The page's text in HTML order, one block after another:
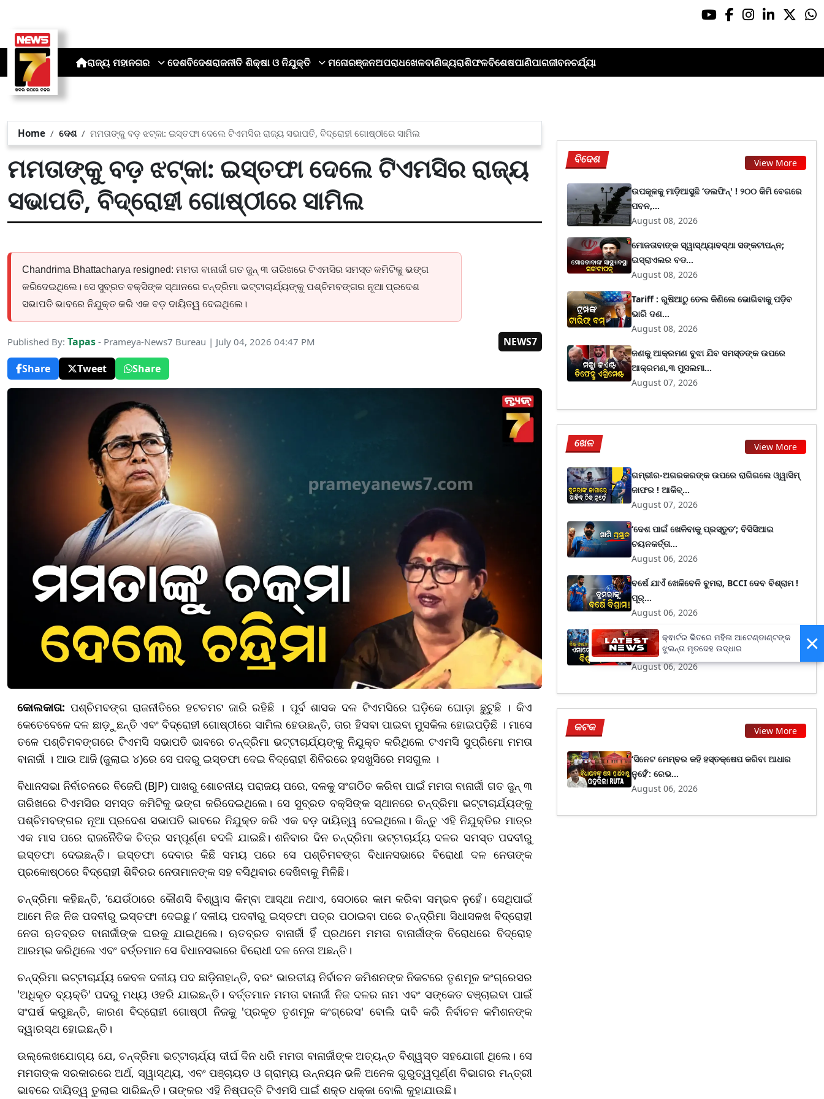
ରାଜ୍ୟ ମହାନଗର ଦେଶବିଦେଶରାଜନୀତି ଶିକ୍ଷା ଓ ନିଯୁକ୍ତି ମନୋରଞ୍ଜନଅପରାଧଖେଳବାଣିଜ୍ୟରାଶିଫଳବିଶେଷପାଣିପାଗଜୀବନଚର୍ଯ୍ୟା
Home ଦେଶ ମମତାଙ୍କୁ ବଡ଼ ଝଟ୍‌କା: ଇସ୍ତଫା ଦେଲେ ଟିଏମସିର ରାଜ୍ୟ ସଭାପତି, ବିଦ୍ରୋହୀ ଗୋଷ୍ଠୀରେ ସାମିଲ
ମମତାଙ୍କୁ ବଡ଼ ଝଟ୍‌କା: ଇସ୍ତଫା ଦେଲେ ଟିଏମସିର ରାଜ୍ୟ
ସଭାପତି, ବିଦ୍ରୋହୀ ଗୋଷ୍ଠୀରେ ସାମିଲ
Chandrima Bhattacharya resigned: ମମତା ବାନାର୍ଜୀ ଗତ ଜୁନ୍ ୩ ତାରିଖରେ ଟିଏମସିର ସମସ୍ତ କମିଟିକୁ ଭଙ୍ଗ
କରିଦେଇଥିଲେ। ସେ ସୁବ୍ରତ ବକ୍ସିଙ୍କ ସ୍ଥାନରେ ଚନ୍ଦ୍ରିମା ଭଟ୍ଟାଚାର୍ଯ୍ୟଙ୍କୁ ପଶ୍ଚିମବଙ୍ଗର ନୂଆ ପ୍ରଦେଶ
ସଭାପତି ଭାବରେ ନିଯୁକ୍ତ କରି ଏକ ବଡ଼ ଦାୟିତ୍ୱ ଦେଇଥିଲେ।
Published By: Tapas - Prameya-News7 Bureau | July 04, 2026 04:47 PM
NEWS7
Share
Tweet Share
କୋଲକାତା: ପଶ୍ଚିମବଙ୍ଗ ରାଜନୀତିରେ ହଟଚମଟ ଜାରି ରହିଛି । ପୂର୍ବ ଶାସକ ଦଳ ଟିଏମସିରେ ଘଡ଼ିକେ ଘୋଡ଼ା ଛୁଟୁଛି । କିଏ
କେତେବେଳେ ଦଳ ଛାଡ଼ୁଛନ୍ତି ଏବଂ ବିଦ୍ରୋହୀ ଗୋଷ୍ଠୀରେ ସାମିଲ ହେଉଛନ୍ତି, ତାର ହିସବା ପାଇବା ମୁସକିଲ ହୋଇପଡ଼ିଛି । ମାସେ
ତଳେ ପଶ୍ଚିମବଙ୍ଗରେ ଟିଏମସି ସଭାପତି ଭାବରେ ଚନ୍ଦ୍ରିମା ଭଟ୍ଟାଚାର୍ଯ୍ୟଙ୍କୁ ନିଯୁକ୍ତ କରିଥିଲେ ଟଏମସି ସୁପ୍ରିମୋ ମମତା
ବାନାର୍ଜୀ । ଆଉ ଆଜି (ଜୁଲାଇ ୪)ରେ ସେ ପଦରୁ ଇସ୍ତଫା ଦେଇ ବିଦ୍ରୋହୀ ଶିବିରରେ ହସଖୁସିରେ ମସଗୁଲ ।
ବିଧାନସଭା ନିର୍ବାଚନରେ ବିଜେପି (BJP) ପାଖରୁ ଶୋଚନୀୟ ପରାଜୟ ପରେ, ଦଳକୁ ସଂଗଠିତ କରିବା ପାଇଁ ମମତା ବାନାର୍ଜୀ ଗତ ଜୁନ୍ ୩
ତାରିଖରେ ଟିଏମସିର ସମସ୍ତ କମିଟିକୁ ଭଙ୍ଗ କରିଦେଇଥିଲେ। ସେ ସୁବ୍ରତ ବକ୍ସିଙ୍କ ସ୍ଥାନରେ ଚନ୍ଦ୍ରିମା ଭଟ୍ଟାଚାର୍ଯ୍ୟଙ୍କୁ
ପଶ୍ଚିମବଙ୍ଗର ନୂଆ ପ୍ରଦେଶ ସଭାପତି ଭାବରେ ନିଯୁକ୍ତ କରି ଏକ ବଡ଼ ଦାୟିତ୍ୱ ଦେଇଥିଲେ। କିନ୍ତୁ ଏହି ନିଯୁକ୍ତିର ମାତ୍ର
ଏକ ମାସ ପରେ ରାଜନୈତିକ ଚିତ୍ର ସମ୍ପୂର୍ଣ୍ଣ ବଦଳି ଯାଇଛି। ଶନିବାର ଦିନ ଚନ୍ଦ୍ରିମା ଭଟ୍ଟାଚାର୍ଯ୍ୟ ଦଳର ସମସ୍ତ ପଦବୀରୁ
ଇସ୍ତଫା ଦେଇଛନ୍ତି। ଇସ୍ତଫା ଦେବାର କିଛି ସମୟ ପରେ ସେ ପଶ୍ଚିମବଙ୍ଗ ବିଧାନସଭାରେ ବିରୋଧୀ ଦଳ ନେତାଙ୍କ
ପ୍ରକୋଷ୍ଠରେ ବିଦ୍ରୋହୀ ଶିବିରର ନେତାମାନଙ୍କ ସହ ବସିଥିବାର ଦେଖିବାକୁ ମିଳିଛି।
ଚନ୍ଦ୍ରିମା କହିଛନ୍ତି, ‘ଯେଉଁଠାରେ କୌଣସି ବିଶ୍ୱାସ କିମ୍ବା ଆସ୍ଥା ନଥାଏ, ସେଠାରେ କାମ କରିବା ସମ୍ଭବ ନୁହେଁ। ସେଥିପାଇଁ
ଆମେ ନିଜ ନିଜ ପଦବୀରୁ ଇସ୍ତଫା ଦେଇଛୁ।’ ଦଳୀୟ ପଦବୀରୁ ଇସ୍ତଫା ପତ୍ର ପଠାଇବା ପରେ ଚନ୍ଦ୍ରିମା ସିଧାସଳଖ ବିଦ୍ରୋହୀ
ନେତା ଋତବ୍ରତ ବାନାର୍ଜୀଙ୍କ ଘରକୁ ଯାଇଥିଲେ। ଋତବ୍ରତ ବାନାର୍ଜୀ ହିଁ ପ୍ରଥମେ ମମତା ବାନାର୍ଜୀଙ୍କ ବିରୋଧରେ ବିଦ୍ରୋହ
ଆରମ୍ଭ କରିଥିଲେ ଏବଂ ବର୍ତ୍ତମାନ ସେ ବିଧାନସଭାରେ ବିରୋଧୀ ଦଳ ନେତା ଅଛନ୍ତି।
ଚନ୍ଦ୍ରିମା ଭଟ୍ଟାଚାର୍ଯ୍ୟ କେବଳ ଦଳୀୟ ପଦ ଛାଡ଼ିନାହାନ୍ତି, ବରଂ ଭାରତୀୟ ନିର୍ବାଚନ କମିଶନଙ୍କ ନିକଟରେ ତୃଣମୂଳ କଂଗ୍ରେସର
'ଅଧିକୃତ ବ୍ୟକ୍ତି' ପଦରୁ ମଧ୍ୟ ଓହରି ଯାଇଛନ୍ତି। ବର୍ତ୍ତମାନ ମମତା ବାନାର୍ଜୀ ନିଜ ଦଳର ନାମ ଏବଂ ସଙ୍କେତ ବଞ୍ଚାଇବା ପାଇଁ
ସଂଘର୍ଷ କରୁଛନ୍ତି, କାରଣ ବିଦ୍ରୋହୀ ଗୋଷ୍ଠୀ ନିଜକୁ 'ପ୍ରକୃତ ତୃଣମୂଳ କଂଗ୍ରେସ' ବୋଲି ଦାବି କରି ନିର୍ବାଚନ କମିଶନଙ୍କ
ଦ୍ୱାରସ୍ଥ ହୋଇଛନ୍ତି।
ଉଲ୍ଲେଖଯୋଗ୍ୟ ଯେ, ଚନ୍ଦ୍ରିମା ଭଟ୍ଟାଚାର୍ଯ୍ୟ ଦୀର୍ଘ ଦିନ ଧରି ମମତା ବାନାର୍ଜୀଙ୍କ ଅତ୍ୟନ୍ତ ବିଶ୍ୱସ୍ତ ସହଯୋଗୀ ଥିଲେ। ସେ
ମମତାଙ୍କ ସରକାରରେ ଅର୍ଥ, ସ୍ୱାସ୍ଥ୍ୟ, ଏବଂ ପଞ୍ଚାୟତ ଓ ଗ୍ରାମ୍ୟ ଉନ୍ନୟନ ଭଳି ଅନେକ ଗୁରୁତ୍ୱପୂର୍ଣ୍ଣ ବିଭାଗର ମନ୍ତ୍ରୀ
ଭାବରେ ଦାୟିତ୍ୱ ତୁଲାଇ ସାରିଛନ୍ତି। ତାଙ୍କର ଏହି ନିଷ୍ପତ୍ତି ଟିଏମସି ପାଇଁ ଶକ୍ତ ଧକ୍କା ବୋଲି କୁହାଯାଉଛି।
ବିଦେଶ View More
ଉପକୂଳକୁ ମାଡ଼ିଆସୁଛି ‘ଡଲଫିନ୍' ! ୨୦୦ କିମି ବେଗରେ
ପବନ,...
August 08, 2026
ମୋଜତାବାଙ୍କ ସ୍ୱାସ୍ଥ୍ୟାବସ୍ଥା ସଙ୍କଟାପନ୍ନ;
ଇସ୍ରାଏଲର ବଡ...
August 08, 2026
Tariff : ରୁଷିଆଠୁ ତେଲ କିଣିଲେ ଭୋଗିବାକୁ ପଡ଼ିବ
ଭାରି ଦଣ...
August 08, 2026
ଜଣକୁ ଆକ୍ରମଣ ବୁଝା ଯିବ ସମସ୍ତଙ୍କ ଉପରେ
ଆକ୍ରମଣ,୩ ମୁସଲମା...
August 07, 2026
ଖେଳ View More
ଗମ୍ଭୀର-ଅଗରକରଙ୍କ ଉପରେ ରାଗିଗଲେ ଓ୍ୱାସିମ୍
ଜାଫର ! ଆକିବ୍...
August 07, 2026
‘ଦେଶ ପାଇଁ ଖେଳିବାକୁ ପ୍ରସ୍ତୁତ’; ବିସିସିଆଇ
ଚୟନକର୍ତ୍ତା...
August 06, 2026
ବର୍ଷେ ଯାଏଁ ଖେଳିବେନି ବୁମରା, BCCI ଦେବ ବିଶ୍ରାମ !
ପୂର୍...
August 06, 2026
ଗାଭାସ୍କର ଘୋଷଣା କଲେ ବିଶ୍ୱକପ୍ ଟିମ୍ : ଏହି
କ୍ରିକେଟରମା...
August 06, 2026
କଟକ View More
‘ସିନେଟ ମେମ୍ବର କହି ହସ୍ତକ୍ଷେପ କରିବା ଆଧାର
ନୁହେଁ’: ରେଭ...
August 06, 2026
×
କ୍ଵାର୍ଟର ଭିତରେ ମହିଳା ଆଟେଣ୍ଡାଣ୍ଟଙ୍କ
ଝୁଲନ୍ତା ମୃତଦେହ ଉଦ୍ଧାର